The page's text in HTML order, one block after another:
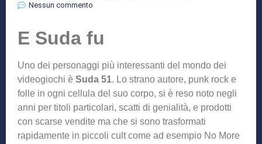
Nessun commento
E Suda fu
Uno dei personaggi più interessanti del mondo dei
videogiochi è Suda 51. Lo strano autore, punk rock e
folle in ogni cellula del suo corpo, si è reso noto negli
anni per titoli particolari, scatti di genialità, e prodotti
con scarse vendite ma che si sono trasformati
rapidamente in piccoli cult come ad esempio No More